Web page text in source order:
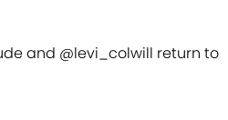
and @levi_colwill return to